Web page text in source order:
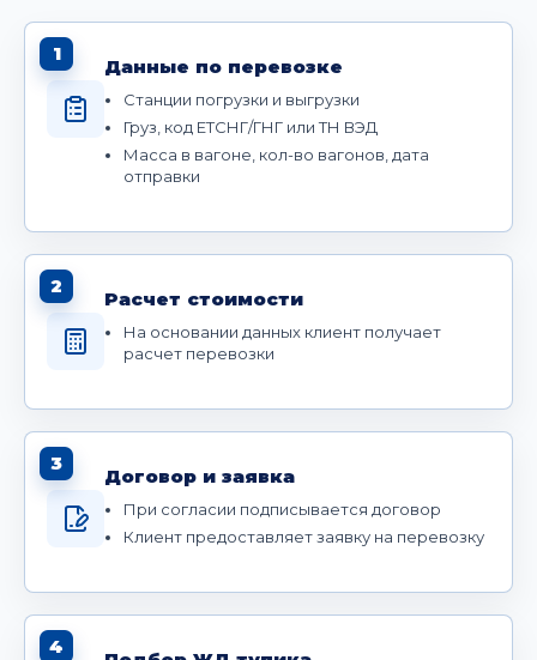
1
Данные по перевозке
Станции погрузки и выгрузки
Груз, код ЕТСНГ/ГНГ или ТН ВЭД
Масса в вагоне, кол-во вагонов, дата
отправки
2
Расчет стоимости
На основании данных клиент получает
расчет перевозки
3
Договор и заявка
При согласии подписывается договор
Клиент предоставляет заявку на перевозку
4